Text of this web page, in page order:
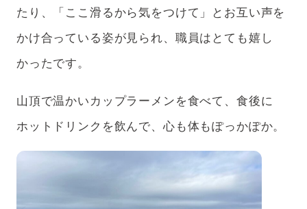
たり、「ここ滑るから気をつけて」とお互い声を
かけ合っている姿が見られ、職員はとても嬉し
かったです。
山頂で温かいカップラーメンを食べて、食後に
ホットドリンクを飲んで、心も体もぽっかぽか。